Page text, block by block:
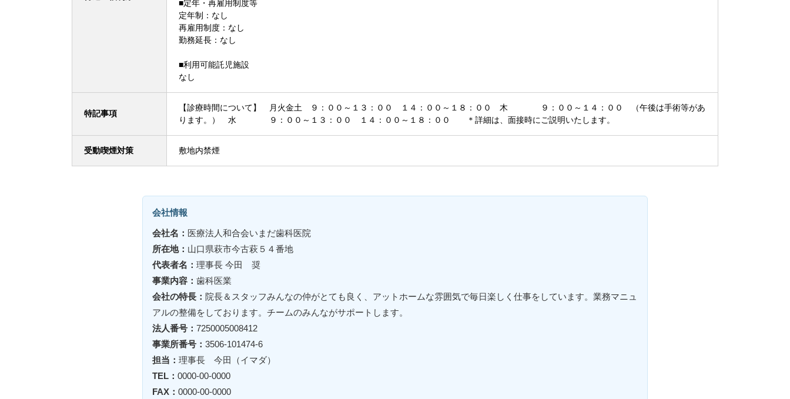
■定年・再雇用制度等
定年制：なし
再雇用制度：なし
勤務延長：なし
■利用可能託児施設
なし
特記事項
【診療時間について】 月火金土 ９：００～１３：００ １４：００～１８：００ 木 ９：００～１４：００ （午後は手術等があ
ります。） 水 ９：００～１３：００ １４：００～１８：００ ＊詳細は、面接時にご説明いたします。
受動喫煙対策 敷地内禁煙
会社情報
会社名： 医療法人和合会いまだ歯科医院
所在地： 山口県萩市今古萩５４番地
代表者名： 理事長 今田 奨
事業内容： 歯科医業
会社の特長： 院長＆スタッフみんなの仲がとても良く、アットホームな雰囲気で毎日楽しく仕事をしています。業務マニュ
アルの整備をしております。チームのみんながサポートします。
法人番号： 7250005008412
事業所番号： 3506-101474-6
担当： 理事長 今田（イマダ）
TEL： 0000-00-0000
FAX： 0000-00-0000